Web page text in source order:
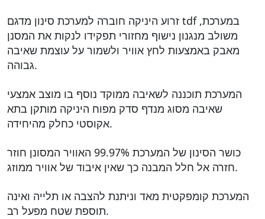
זרוע היניקה חוברה למערכת סינון מדגם tdf ,במערכת
משולב מנגנון נישוף מחזורי תפקידו לנקות את המסנן
מאבק באמצעות לחץ אוויר ולשמור על עוצמת שאיבה
גבוהה.
המערכת תוכננה לשאיבה ממוקד נוסף בו מוצב אמצעי
שאיבה מסוג מנדף סדק מפוח היניקה מותקן בתא
אקוסטי כחלק מהיחידה.
כושר הסינון של המערכת 99.97% האוויר המסונן חוזר
חזרה אל חלל המבנה כך שאין איבוד של אוויר ממוזג.
המערכת קומפקטית מאד וניתנת להצבה או תלייה ואינה
תוספת שטח מפעל רב.